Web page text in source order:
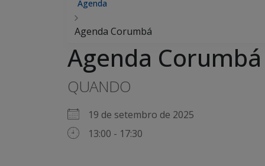
Agenda
Agenda Corumbá
Agenda Corumbá
QUANDO
19 de setembro de 2025
13:00 - 17:30